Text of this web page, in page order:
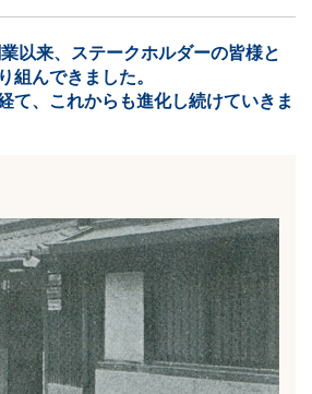
以来、ステークホルダーの皆様と
組んできました。
て、これからも進化し続けていきま